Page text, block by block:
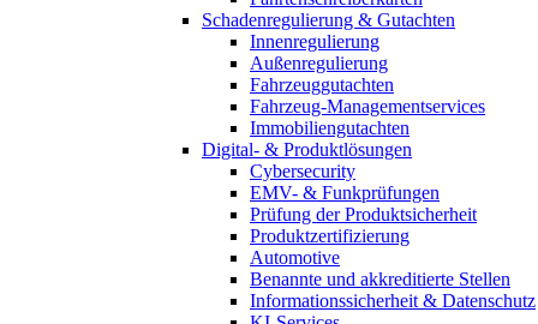
Schadenregulierung & Gutachten
Innenregulierung
Außenregulierung
Fahrzeuggutachten
Fahrzeug-Managementservices
Immobiliengutachten
Digital- & Produktlösungen
Cybersecurity
EMV- & Funkprüfungen
Prüfung der Produktsicherheit
Produktzertifizierung
Automotive
Benannte und akkreditierte Stellen
Informationssicherheit & Datenschutz